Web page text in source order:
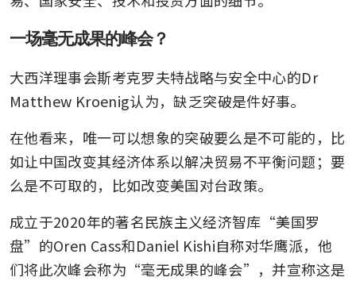
一场毫无成果的峰会？
大西洋理事会斯考克罗夫特战略与安全中心的Dr
Matthew Kroenig认为，缺乏突破是件好事。
在他看来，唯一可以想象的突破要么是不可能的，比
如让中国改变其经济体系以解决贸易不平衡问题；要
么是不可取的，比如改变美国对台政策。
成立于2020年的著名民族主义经济智库“美国罗
盘”的Oren Cass和Daniel Kishi自称对华鹰派，他
们将此次峰会称为“毫无成果的峰会”，并宣称这是